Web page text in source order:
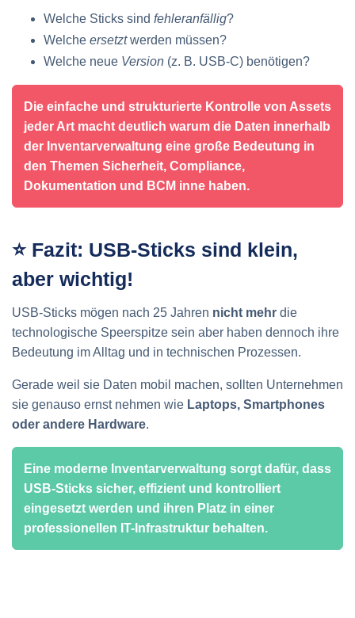
Welche Sticks sind fehleranfällig?
Welche ersetztwerden müssen?
Welche neue Version (z. B. USB-C) benötigen?
Die einfache und strukturierte Kontrolle von Assets
jeder Art macht deutlich warum die Daten innerhalb
der Inventarverwaltung eine große Bedeutung in
den Themen Sicherheit, Compliance,
Dokumentation und BCM inne haben.
⭐ Fazit: USB-Sticks sind klein,
aber wichtig!
USB-Sticks mögen nach 25 Jahren nicht mehr die
technologische Speerspitze sein aber haben dennoch ihre
Bedeutung im Alltag und in technischen Prozessen.
Gerade weil sie Daten mobil machen, sollten Unternehmen
sie genauso ernst nehmen wie Laptops, Smartphones
oder andere Hardware.
Eine moderne Inventarverwaltung sorgt dafür, dass
USB-Sticks sicher, effizient und kontrolliert
eingesetzt werden und ihren Platz in einer
professionellen IT-Infrastruktur behalten.